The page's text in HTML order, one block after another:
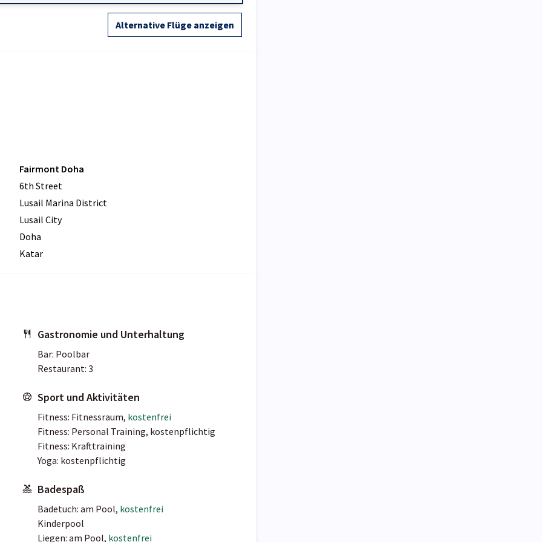
Alternative Flüge anzeigen
Fairmont Doha
6th Street
Lusail Marina District
Lusail City
Doha
Katar
Gastronomie und Unterhaltung
Bar: Poolbar
Restaurant: 3
Sport und Aktivitäten
Fitness: Fitnessraum, kostenfrei
Fitness: Personal Training, kostenpflichtig
Fitness: Krafttraining
Yoga: kostenpflichtig
Badespaß
Badetuch: am Pool, kostenfrei
Kinderpool
Liegen: am Pool, kostenfrei